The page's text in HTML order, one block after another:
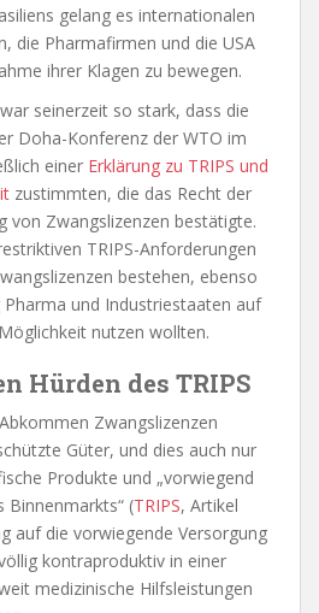
gelang es internationalen
die Pharmafirmen und die USA
ihrer Klagen zu bewegen.
seinerzeit so stark, dass die
Doha-Konferenz der WTO im
einer Erklärung zu TRIPS und
zustimmten, die das Recht der
von Zwangslizenzen bestätigte.
TRIPS-Anforderungen
bestehen, ebenso
und Industriestaaten auf
nutzen wollten.
Hürden des TRIPS
Zwangslizenzen
Güter, und dies auch nur
Produkte und „vorwiegend
Binnenmarkts“ (TRIPS, Artikel
auf die vorwiegende Versorgung
kontraproduktiv in einer
medizinische Hilfsleistungen